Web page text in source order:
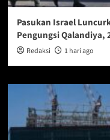
Pasukan Israel
Pengungsi Qalandiya,
Redaksi 1 hari ago